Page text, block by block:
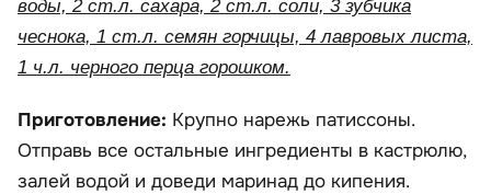
воды, 2 ст.л. сахара, 2 ст.л. соли, 3 зубчика
чеснока, 1 ст.л. семян горчицы, 4 лавровых листа,
1 ч.л. черного перца горошком.
Приготовление: Крупно нарежь патиссоны.
Отправь все остальные ингредиенты в кастрюлю,
залей водой и доведи маринад до кипения.